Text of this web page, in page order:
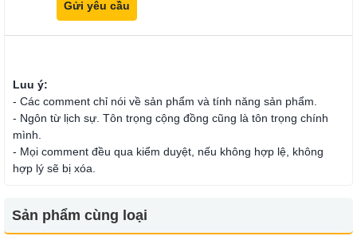
Luu ý:
- Các comment chỉ nói về sản phẩm và tính năng sản phẩm.
- Ngôn từ lịch sự. Tôn trọng cộng đồng cũng là tôn trọng chính
mình.
- Mọi comment đều qua kiểm duyệt, nếu không hợp lệ, không
hợp lý sẽ bị xóa.
Sản phẩm cùng loại